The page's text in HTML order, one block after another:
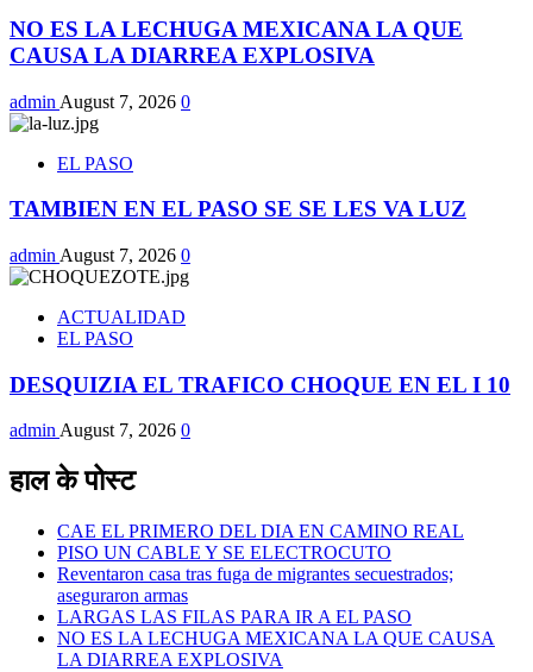
NO ES LA LECHUGA MEXICANA LA QUE
CAUSA LA DIARREA EXPLOSIVA
admin August 7, 2026 0
EL PASO
TAMBIEN EN EL PASO SE SE LES VA LUZ
admin August 7, 2026 0
ACTUALIDAD
EL PASO
DESQUIZIA EL TRAFICO CHOQUE EN EL I 10
adminAugust 7, 2026 0
हाल के पोस्ट
CAE EL PRIMERO DEL DIA EN CAMINO REAL
PISO UN CABLE Y SE ELECTROCUTO
Reventaron casa tras fuga de migrantes secuestrados;
aseguraron armas
LARGAS LAS FILAS PARA IR A EL PASO
NO ES LA LECHUGA MEXICANA LA QUE CAUSA
LA DIARREA EXPLOSIVA